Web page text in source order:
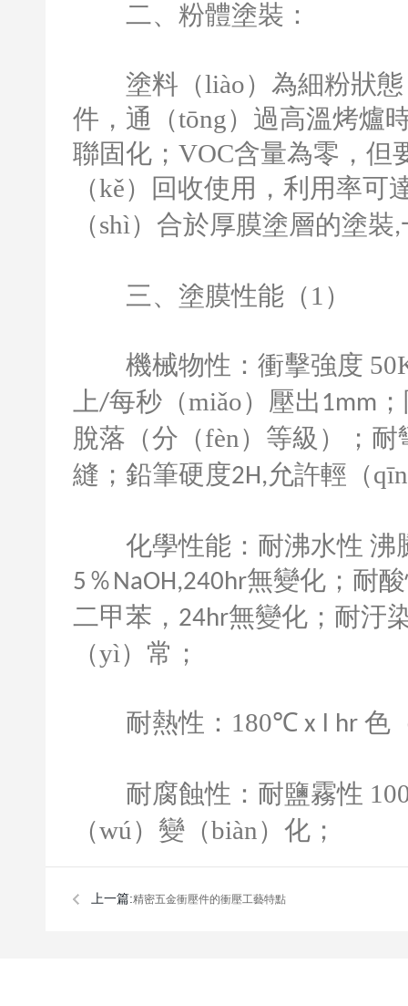
二、粉體塗裝：
塗料（liào）為細粉狀態
件，通（tōng）過高溫烤爐
聯固化； VOC含量為零，但
（kě）回收使用，利用率可
（shì）合於厚膜塗層的塗裝,
三、塗膜性能（1 ）
機械物性：衝擊強度
上/每秒（miǎo）壓出 1mm
脫落（分（fèn）等級）；
縫；鉛筆硬度2H,允許輕（
化學性能：耐沸水性 沸
5 ％ NaOH,240hr無變化；耐
二甲苯， 24hr無變化；耐汙
（yì）常；
耐熱性： 180℃ x l hr 色
耐腐蝕性：耐鹽霧性
（wú）變（biàn）化；
上一篇:​精密五金衝壓件的衝壓工藝特點